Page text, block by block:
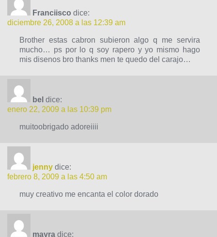
Franciisco dice:
diciembre 26, 2008 a las 12:39 am
Brother estas cabron subieron algo q me servira
mucho… ps por lo q soy rapero y yo mismo hago
mis disenos bro thanks men te quedo del carajo…
bel dice:
enero 22, 2009 a las 10:39 pm
muitoobrigado adoreiiii
jenny dice:
febrero 8, 2009 a las 4:50 am
muy creativo me encanta el color dorado
mayra dice: